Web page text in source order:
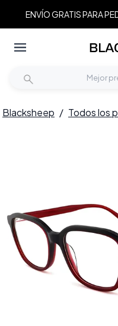
ENVÍO GRATIS PARA
Blacksheep / Todos los